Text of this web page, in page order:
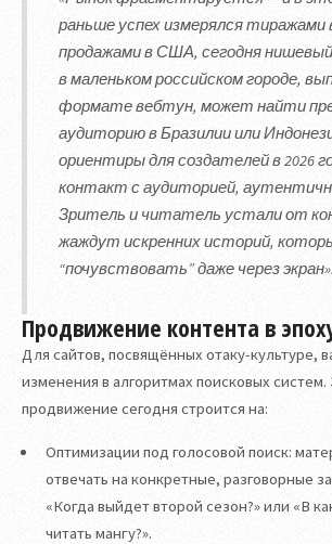
раньше успех измерялся тиражами
продажами в США, сегодня
в маленьком российском городе,
формате вебтун, может найти
аудиторию в Бразилии или
ориентиры для создателей в 2026
контакт с аудиторией,
Зритель и читатель устали от
жаждут искренних историй,
“почувствовать” даже через экран».
Продвижение контента в
Для сайтов, посвящённых отаку-культуре,
изменения в алгоритмах поисковых
продвижение сегодня строится на:
Оптимизации под голосовой поиск:
отвечать на конкретные, разговорные
«Когда выйдет второй сезон?» или «В
читать мангу?».